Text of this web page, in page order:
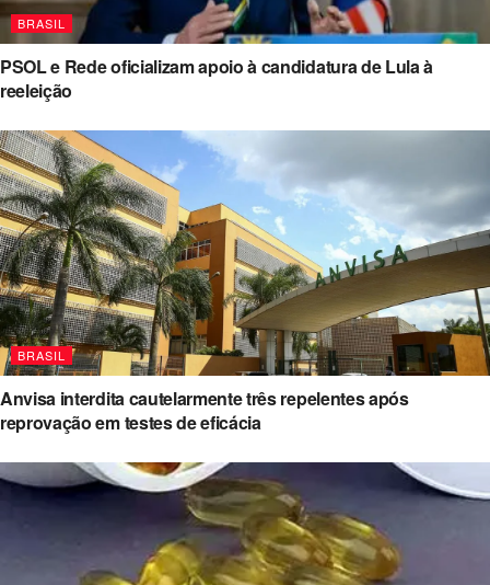
BRASIL
PSOL e Rede oficializam apoio à candidatura de Lula à
reeleição
BRASIL
Anvisa interdita cautelarmente três repelentes após
reprovação em testes de eficácia